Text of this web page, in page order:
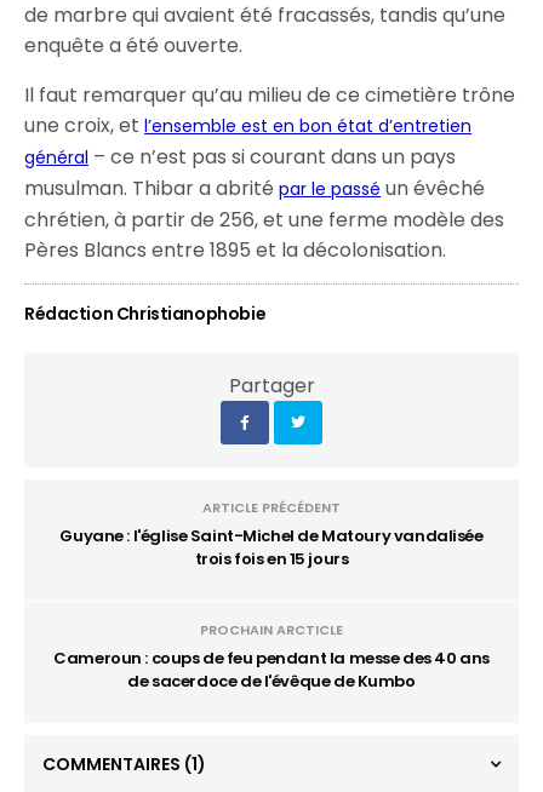
de marbre qui avaient été fracassés, tandis qu’une
enquête a été ouverte.
Il faut remarquer qu’au milieu de ce cimetière trône
une croix, etl’ensemble est en bon état d’entretien
général – ce n’est pas si courant dans un pays
musulman. Thibar a abritépar le passé un évêché
chrétien, à partir de 256, et une ferme modèle des
Pères Blancs entre 1895 et la décolonisation.
Rédaction Christianophobie
Partager
ARTICLE PRÉCÉDENT
Guyane : l'église Saint-Michel de Matoury vandalisée
trois fois en 15 jours
PROCHAIN ARCTICLE
Cameroun : coups de feu pendant la messe des 40 ans
de sacerdoce de l'évêque de Kumbo
COMMENTAIRES (1)